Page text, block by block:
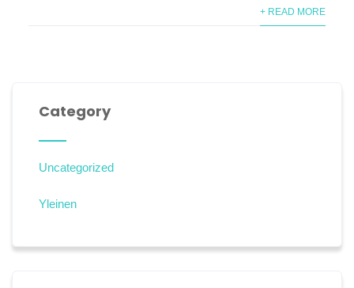
+ READ MORE
Category
Uncategorized
Yleinen